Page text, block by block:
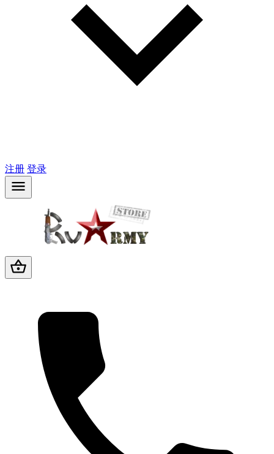
注册 登录